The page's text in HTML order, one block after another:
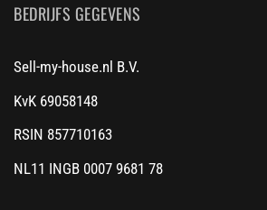
BEDRIJFS GEGEVENS
Sell-my-house.nl B.V.
KvK 69058148
RSIN 857710163
NL11 INGB 0007 9681 78